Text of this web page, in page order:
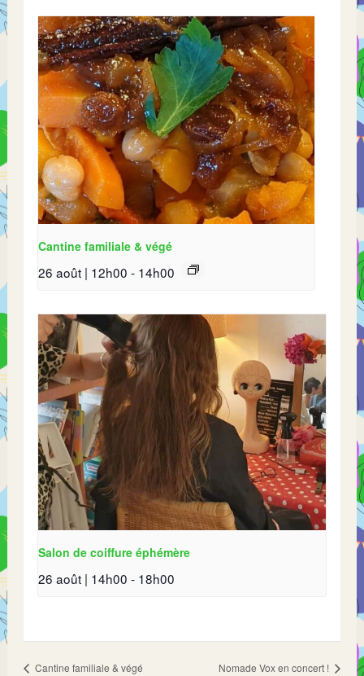
Cantine familiale & végé
26 août | 12h00 - 14h00
Salon de coiffure éphémère
26 août | 14h00 - 18h00
Cantine familiale & végé Nomade Vox en concert !